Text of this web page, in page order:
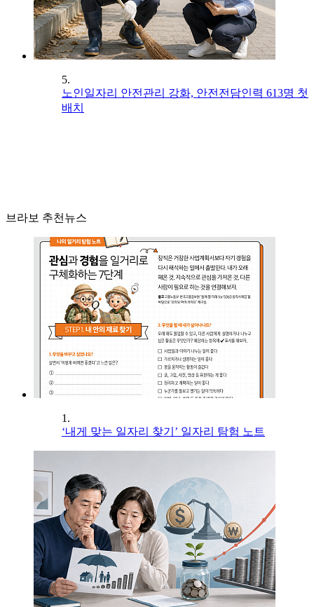
5.
노인일자리 안전관리 강화, 안전전담인력 613명 첫
배치
브라보 추천뉴스
1.
‘내게 맞는 일자리 찾기’ 일자리 탐험 노트